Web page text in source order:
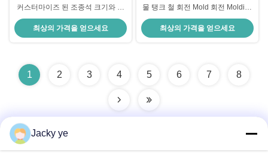
커스터마이즈 된 조종석 크기와 회
전형형 카야크를 위한 맞춤형 좌석
유형
최상의 가격을 얻으세요
물 탱크 철 회전 Mold 회전 Molding
플랜트
최상의 가격을 얻으세요
1 2 3 4 5 6 7 8
Jacky ye